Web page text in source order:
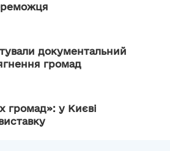
документальний
громад
громад»: у Києві